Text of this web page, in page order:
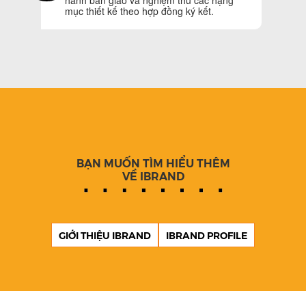
mục thiết kế theo hợp đồng ký kết.
BẠN MUỐN TÌM HIỂU THÊM
VỀ IBRAND
GIỚI THIỆU IBRAND IBRAND PROFILE